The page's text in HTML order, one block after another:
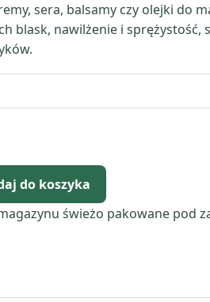
sera, balsamy czy olejki do
blask, nawilżenie i sprężystość,
do koszyka
świeżo pakowane pod